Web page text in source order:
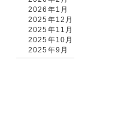
2026年1月
2025年12月
2025年11月
2025年10月
2025年9月